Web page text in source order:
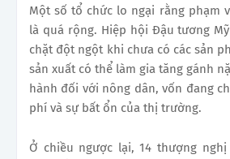
Một số tổ chức lo ngại rằng phạm
là quá rộng. Hiệp hội Đậu tương
chặt đột ngột khi chưa có các sản
sản xuất có thể làm gia tăng gánh
hành đối với nông dân, vốn đang
phí và sự bất ổn của thị trường.
Ở chiều ngược lại, 14 thượng